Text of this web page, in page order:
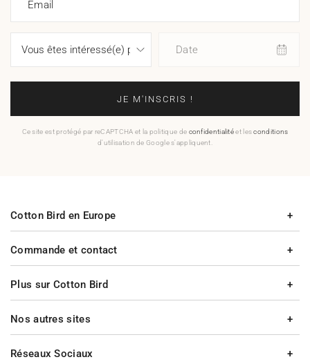
Email
Date
JE M'INSCRIS !
Ce site est protégé par reCAPTCHA et la politique de confidentialitéet lesconditions
d'utilisation de Google s'appliquent.
Commande et contact
Plus sur Cotton Bird
Cotton Bird en Europe
Nos autres sites
Réseaux Sociaux